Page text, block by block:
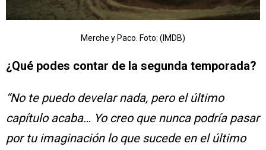
Merche y Paco. Foto: (IMDB)
¿Qué podes contar de la segunda temporada?
“No te puedo develar nada, pero el último
capítulo acaba… Yo creo que nunca podría pasar
por tu imaginación lo que sucede en el último